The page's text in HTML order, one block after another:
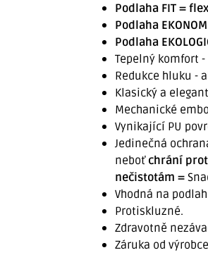
Podlaha FIT =
Podlaha
Podlaha
Tepelný komfort
Redukce hluku -
Klasický a
Mechanické
Vynikající PU
Jedinečná
neboť chrání
nečistotám =
Vhodná na
Protiskluzné.
Zdravotně
Záruka od